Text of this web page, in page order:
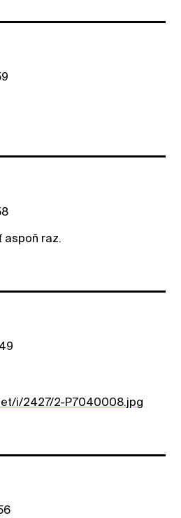
aspoň raz.
i/2427/2-P7040008.jpg